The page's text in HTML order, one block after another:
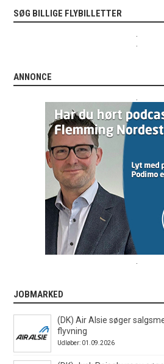
SØG BILLIGE FLYBILLETTER
ANNONCE
JOBMARKED
(DK) Air Alsie søger
flyvning
Udløber: 01.09.2026